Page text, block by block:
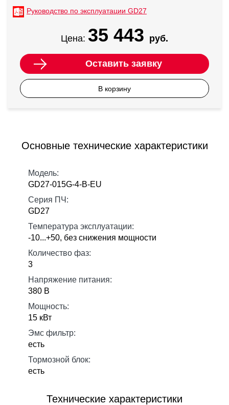
Руководство по эксплуатации GD27
Цена: 35 443 руб.
Оставить заявку
В корзину
Основные технические характеристики
Модель:
GD27-015G-4-B-EU
Серия ПЧ:
GD27
Температура эксплуатации:
-10...+50, без снижения мощности
Количество фаз:
3
Напряжение питания:
380 В
Мощность:
15 кВт
Эмс фильтр:
есть
Тормозной блок:
есть
Технические характеристики